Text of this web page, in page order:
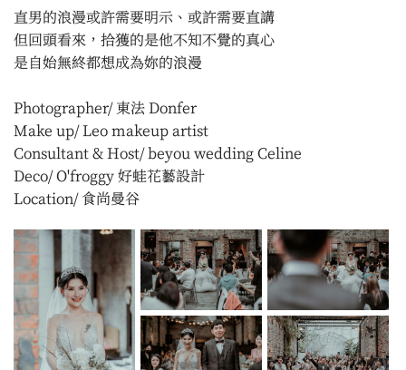
直男的浪漫或許需要明示、或許需要直講
但回頭看來，拾獲的是他不知不覺的真心
是自始無終都想成為妳的浪漫
Photographer/ 東法 Donfer
Make up/ Leo makeup artist
Consultant & Host/ beyou wedding Celine
Deco/ O'froggy 好蛙花藝設計
Location/ 食尚曼谷